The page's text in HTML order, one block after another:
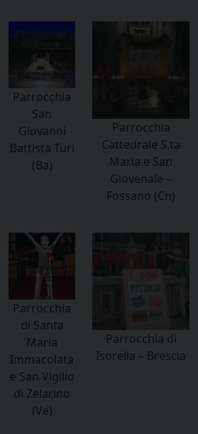
Parrocchia
San
Giovanni
Battista Turi
(Ba)
Parrocchia
Cattedrale S.ta
Maria e San
Giovenale –
Fossano (Cn)
Parrocchia
di Santa
Maria
Immacolata
e San Vigilio
di Zelarino
(Ve)
Parrocchia di
Isorella – Brescia